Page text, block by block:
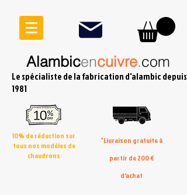
Alambicencuivre.com
Le spécialiste de la fabrication d'alambic depuis
1981
10% de réduction sur
tous nos modéles de
chaudrons
*Livraison gratuite à
partir de 200 €
d'achat